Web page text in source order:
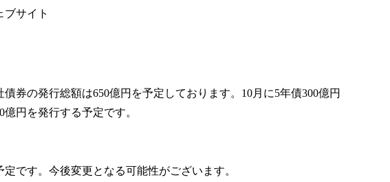
ブサイト
券の発行総額は650億円を予定しております。10月に5年債300億円
円を発行する予定です。
です。今後変更となる可能性がございます。